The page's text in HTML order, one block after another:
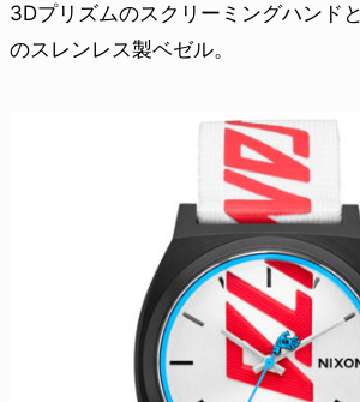
3Dプリズムのスクリーミングハンド
のスレンレス製ベゼル。